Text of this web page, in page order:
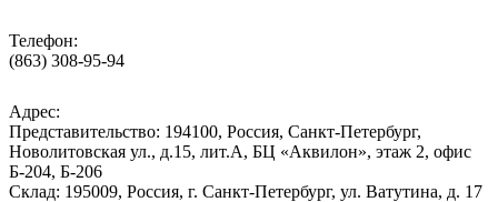
Телефон:
(863) 308-95-94
Адрес:
Представительство: 194100, Россия, Санкт-Петербург,
Новолитовская ул., д.15, лит.А, БЦ «Аквилон», этаж 2, офис
Б-204, Б-206
Склад: 195009, Россия, г. Санкт-Петербург, ул. Ватутина, д. 17